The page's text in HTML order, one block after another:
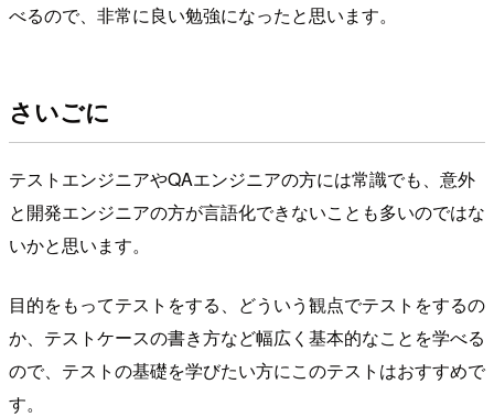
べるので、非常に良い勉強になったと思います。
さいごに
テストエンジニアやQAエンジニアの方には常識でも、意外
と開発エンジニアの方が言語化できないことも多いのではな
いかと思います。
目的をもってテストをする、どういう観点でテストをするの
か、テストケースの書き方など幅広く基本的なことを学べる
ので、テストの基礎を学びたい方にこのテストはおすすめで
す。